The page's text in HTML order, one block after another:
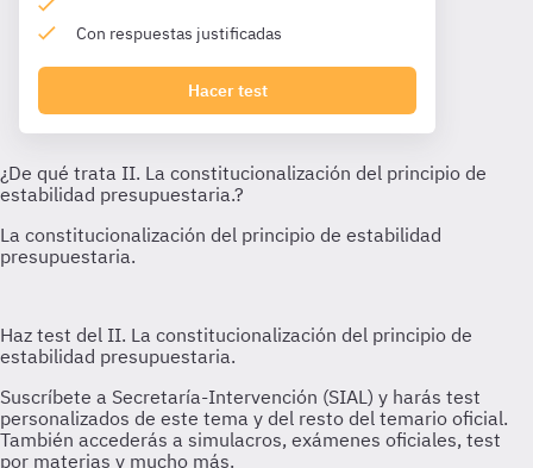
Con respuestas justificadas
Hacer test